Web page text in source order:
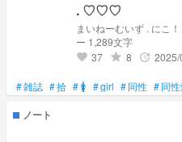
. ♡♡♡
まいねーむいず . にこ！
ー 1,289文字
favorite 37 grade 8 update 2025/
#雑誌 #拾 #🚺 #girl #同性 #同
ノート